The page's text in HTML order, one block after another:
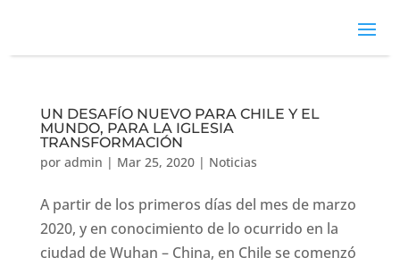
UN DESAFÍO NUEVO PARA CHILE Y EL
MUNDO, PARA LA IGLESIA
TRANSFORMACIÓN
por admin | Mar 25, 2020| Noticias
A partir de los primeros días del mes de marzo
2020, y en conocimiento de lo ocurrido en la
ciudad de Wuhan – China, en Chile se comenzó